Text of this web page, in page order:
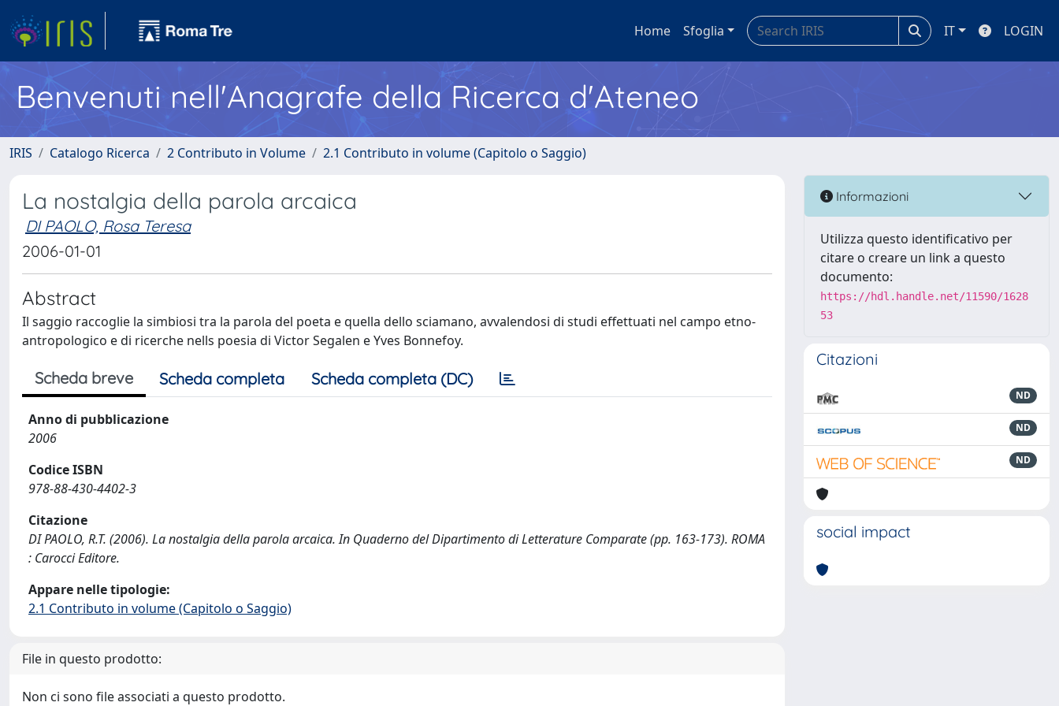
Home Sfoglia IT LOGIN
Benvenuti nell'Anagrafe della Ricerca d'Ateneo
IRIS Catalogo Ricerca 2 Contributo in Volume 2.1 Contributo in volume (Capitolo o Saggio)
La nostalgia della parola arcaica
DI PAOLO, Rosa Teresa
2006-01-01
Abstract
Il saggio raccoglie la simbiosi tra la parola del poeta e quella dello sciamano, avvalendosi di studi effettuati nel campo etno-
antropologico e di ricerche nells poesia di Victor Segalen e Yves Bonnefoy.
Scheda breve Scheda completa Scheda completa (DC)
Anno di pubblicazione
2006
Codice ISBN
978-88-430-4402-3
Citazione
DI PAOLO, R.T. (2006). La nostalgia della parola arcaica. In Quaderno del Dipartimento di Letterature Comparate (pp. 163-173). ROMA
: Carocci Editore.
Appare nelle tipologie:
2.1 Contributo in volume (Capitolo o Saggio)
File in questo prodotto:
Non ci sono file associati a questo prodotto.
Informazioni
Utilizza questo identificativo per
citare o creare un link a questo
documento:
https://hdl.handle.net/11590/1628
53
Citazioni
ND
ND
ND
social impact